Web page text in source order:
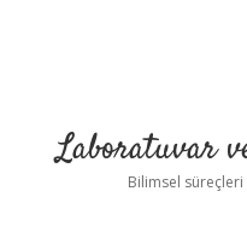
Laboratuvar
Bilimsel süreçleri